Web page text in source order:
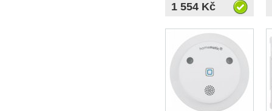
1 554 Kč